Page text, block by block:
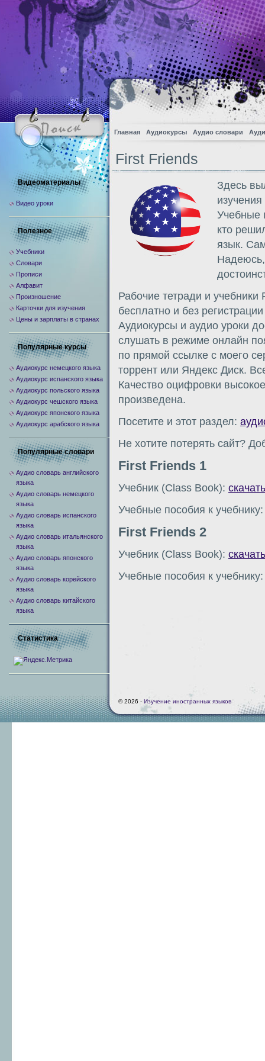
Главная Аудиокурсы Аудио словари
First Friends
Здесь
Учебные
кто
язык.
Надеюсь,
Рабочие тетради и
бесплатно и без
Аудиокурсы и аудио уроки
слушать в режиме онлайн
по прямой ссылке с моего
торрент или Яндекс Диск.
Качество оцифровки
произведена.
Посетите и этот раздел:
Не хотите потерять сайт?
First Friends 1
Учебник (Class Book):
Учебные пособия к
First Friends 2
Учебник (Class Book):
Учебные пособия к
Видеоматериалы
Видео уроки
Полезное
Учебники
Словари
Прописи
Алфавит
Произношение
Карточки для изучения
Цены и зарплаты в странах
Популярные курсы
Аудиокурс немецкого языка
Аудиокурс испанского языка
Аудиокурс польского языка
Аудиокурс чешского языка
Аудиокурс японского языка
Аудиокурс арабского языка
Популярные словари
Аудио словарь английского
языка
Аудио словарь немецкого
языка
Аудио словарь испанского
языка
Аудио словарь итальянского
языка
Аудио словарь японского
языка
Аудио словарь корейского
языка
Аудио словарь китайского
языка
Статистика
© 2026 - Изучение иностранных языков